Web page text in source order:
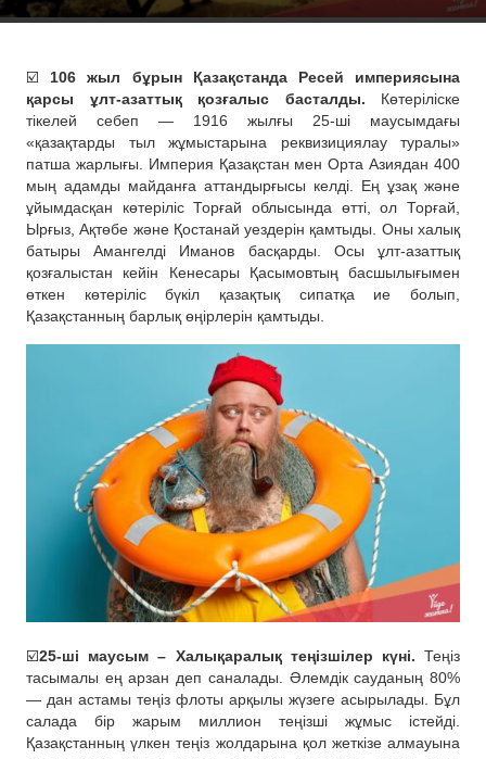
☑️106 жыл бұрын Қазақстанда Ресей империясына
қарсы ұлт-азаттық қозғалыс басталды. Көтеріліске
тікелей себеп — 1916 жылғы 25-ші маусымдағы
«қазақтарды тыл жұмыстарына реквизициялау туралы»
патша жарлығы. Империя Қазақстан мен Орта Азиядан 400
мың адамды майданға аттандырғысы келді. Ең ұзақ және
ұйымдасқан көтеріліс Торғай облысында өтті, ол Торғай,
Ырғыз, Ақтөбе және Қостанай уездерін қамтыды. Оны халық
батыры Амангелді Иманов басқарды. Осы ұлт-азаттық
қозғалыстан кейін Кенесары Қасымовтың басшылығымен
өткен көтеріліс бүкіл қазақтық сипатқа ие болып,
Қазақстанның барлық өңірлерін қамтыды.
☑️25-ші маусым – Халықаралық теңізшілер күні. Теңіз
тасымалы ең арзан деп саналады. Әлемдік сауданың 80%
— дан астамы теңіз флоты арқылы жүзеге асырылады. Бұл
салада бір жарым миллион теңізші жұмыс істейді.
Қазақстанның үлкен теңіз жолдарына қол жеткізе алмауына